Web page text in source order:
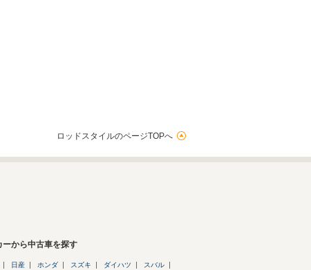
ロッドスタイルのページTOPへ
ーから中古車を探す
日産 ホンダ スズキ ダイハツ スバル